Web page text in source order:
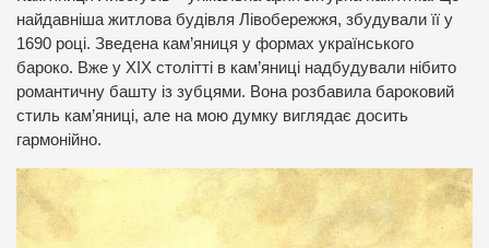
найдавніша житлова будівля Лівобережжя, збудували її у
1690 році. Зведена кам’яниця у формах українського
бароко. Вже у ХІХ столітті в кам’яниці надбудували нібито
романтичну башту із зубцями. Вона розбавила бароковий
стиль кам’яниці, але на мою думку виглядає досить
гармонійно.